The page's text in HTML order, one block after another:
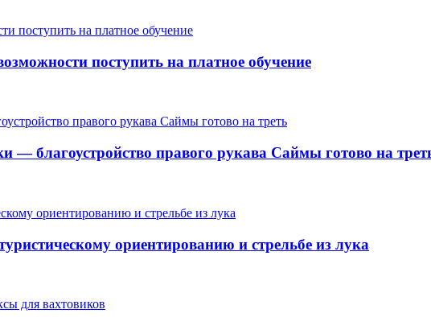
поступить на платное обучение
— благоустройство правого рукава Саймы готово на
ориентированию и стрельбе из лука